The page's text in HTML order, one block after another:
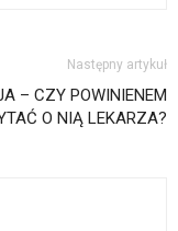
Następny artykuł
– CZY POWINIENEM
O NIĄ LEKARZA?